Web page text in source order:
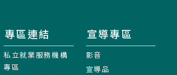
專區連結
私立就業服務機構
專區
宣導專區
影音
宣導品